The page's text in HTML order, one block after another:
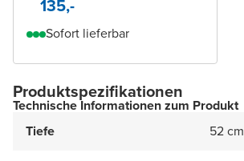
135,-
Sofort lieferbar
Produktspezifikationen
Technische Informationen zum Produkt
Tiefe
52 cm